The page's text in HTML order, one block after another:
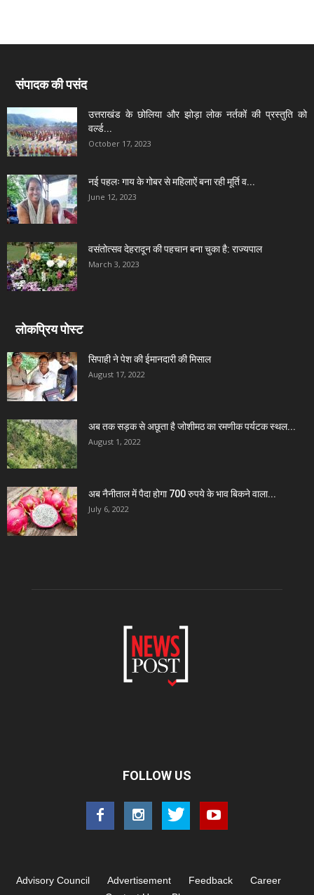
संपादक की पसंद
उत्तराखंड के छोलिया और झोड़ा लोक नर्तकों की प्रस्तुति को
वर्ल्ड...
October 17, 2023
नई पहलः गाय के गोबर से महिलाऐं बना रही मूर्ति व...
June 12, 2023
वसंतोत्सव देहरादून की पहचान बना चुका है: राज्यपाल
March 3, 2023
लोकप्रिय पोस्ट
सिपाही ने पेश की ईमानदारी की मिसाल
August 17, 2022
अब तक सड़क से अछूता है जोशीमठ का रमणीक पर्यटक स्थल...
August 1, 2022
अब नैनीताल में पैदा होगा 700 रुपये के भाव बिकने वाला...
July 6, 2022
FOLLOW US
Advisory Council Advertisement Feedback
Career